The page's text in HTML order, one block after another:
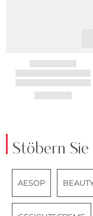
Stöbern
AESOP